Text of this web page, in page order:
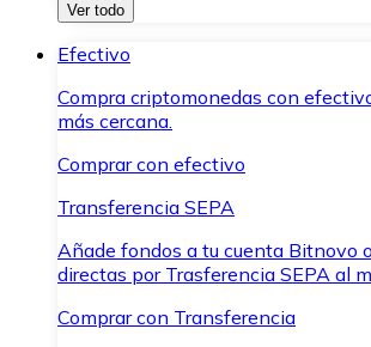
Ver todo
Efectivo
Compra criptomonedas con
más cercana.
Comprar con efectivo
Transferencia SEPA
Añade fondos a tu cuenta Bitnovo
directas por Trasferencia SEPA al
Comprar con Transferencia